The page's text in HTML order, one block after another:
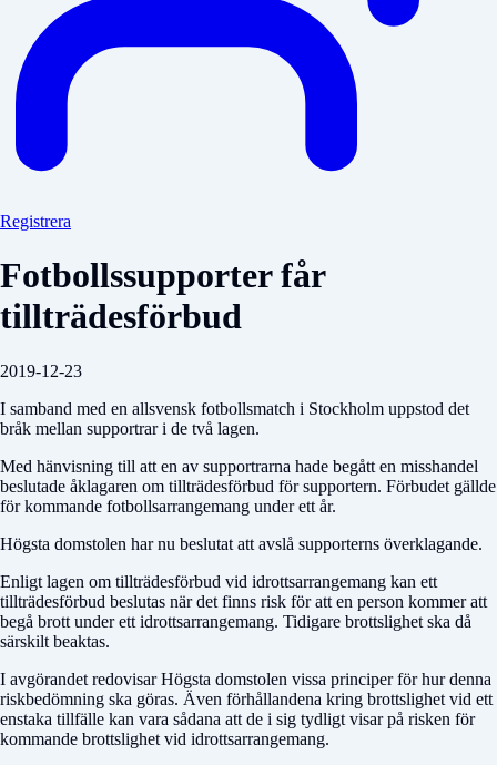
Registrera
Fotbollssupporter får
tillträdesförbud
2019-12-23
I samband med en allsvensk fotbollsmatch i Stockholm uppstod det
bråk mellan supportrar i de två lagen.
Med hänvisning till att en av supportrarna hade begått en misshandel
beslutade åklagaren om tillträdesförbud för supportern. Förbudet gällde
för kommande fotbollsarrangemang under ett år.
Högsta domstolen har nu beslutat att avslå supporterns överklagande.
Enligt lagen om tillträdesförbud vid idrottsarrangemang kan ett
tillträdesförbud beslutas när det finns risk för att en person kommer att
begå brott under ett idrottsarrangemang. Tidigare brottslighet ska då
särskilt beaktas.
I avgörandet redovisar Högsta domstolen vissa principer för hur denna
riskbedömning ska göras. Även förhållandena kring brottslighet vid ett
enstaka tillfälle kan vara sådana att de i sig tydligt visar på risken för
kommande brottslighet vid idrottsarrangemang.